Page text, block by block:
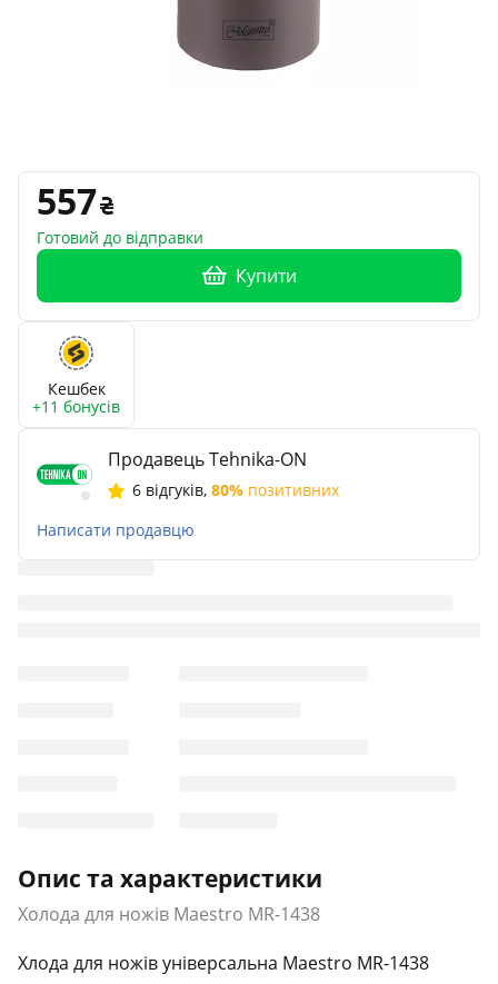
557
Готовий до відправки
Купити
Кешбек
+11 бонусів
Продавець Tehnika-ON
6 відгуків, 80% позитивних
Написати продавцю
Опис та характеристики
Холода для ножів Maestro MR-1438
Хлода для ножів універсальна Maestro MR-1438